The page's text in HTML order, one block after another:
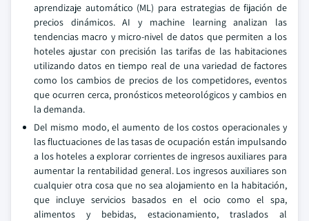
aprendizaje automático (ML) para estrategias de fijación de
precios dinámicos. AI y machine learning analizan las
tendencias macro y micro-nivel de datos que permiten a los
hoteles ajustar con precisión las tarifas de las habitaciones
utilizando datos en tiempo real de una variedad de factores
como los cambios de precios de los competidores, eventos
que ocurren cerca, pronósticos meteorológicos y cambios en
la demanda.
Del mismo modo, el aumento de los costos operacionales y
las fluctuaciones de las tasas de ocupación están impulsando
a los hoteles a explorar corrientes de ingresos auxiliares para
aumentar la rentabilidad general. Los ingresos auxiliares son
cualquier otra cosa que no sea alojamiento en la habitación,
que incluye servicios basados en el ocio como el spa,
alimentos y bebidas, estacionamiento, traslados al